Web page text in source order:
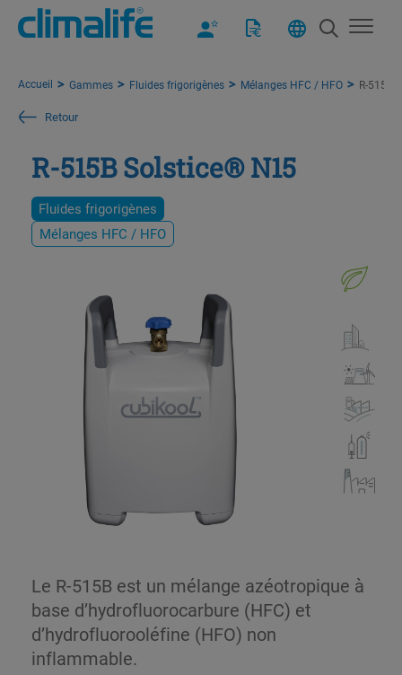
Accueil Gammes Fluides frigorigènes Mélanges HFC / HFO R-515B
Retour
R-515B Solstice® N15
Fluides frigorigènes
Mélanges HFC / HFO
Le R-515B est un mélange azéotropique à
base d’hydrofluorocarbure (HFC) et
d’hydrofluorooléfine (HFO) non
inflammable.